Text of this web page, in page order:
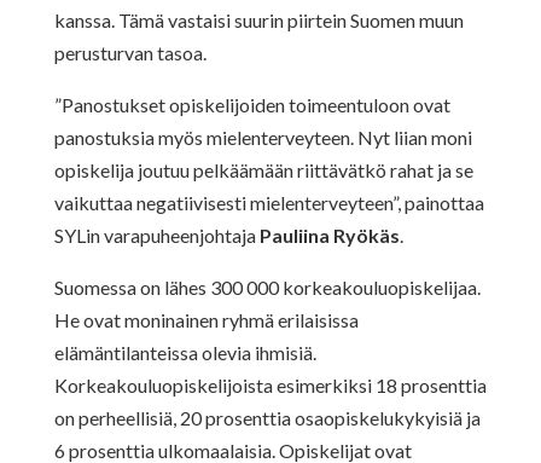
kanssa. Tämä vastaisi suurin piirtein Suomen muun
perusturvan tasoa.
”Panostukset opiskelijoiden toimeentuloon ovat
panostuksia myös mielenterveyteen. Nyt liian moni
opiskelija joutuu pelkäämään riittävätkö rahat ja se
vaikuttaa negatiivisesti mielenterveyteen”, painottaa
SYLin varapuheenjohtaja Pauliina Ryökäs.
Suomessa on lähes 300 000 korkeakouluopiskelijaa.
He ovat moninainen ryhmä erilaisissa
elämäntilanteissa olevia ihmisiä.
Korkeakouluopiskelijoista esimerkiksi 18 prosenttia
on perheellisiä, 20 prosenttia osaopiskelukykyisiä ja
6 prosenttia ulkomaalaisia. Opiskelijat ovat